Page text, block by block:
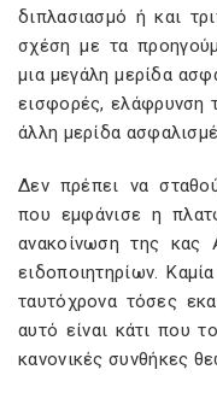
διπλασιασμό ή και
σχέση με τα
μια μεγάλη μερίδα
εισφορές, ελάφρυνση
άλλη μερίδα
Δεν πρέπει να
που εμφάνισε η
ανακοίνωση της κας
ειδοποιητηρίων.
ταυτόχρονα τόσες
αυτό είναι κάτι που
κανονικές συνθήκες